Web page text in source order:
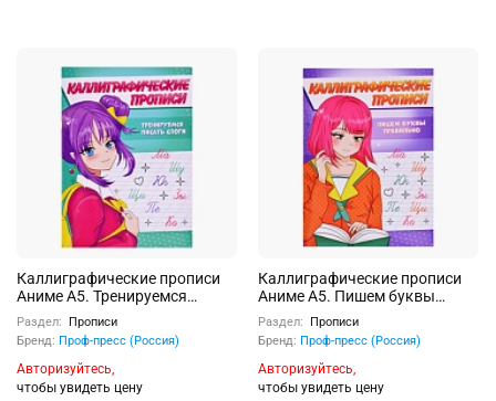
Каллиграфические прописи
Аниме А5. Тренируемся
писать слоги
Раздел:
Прописи
Бренд: Проф-пресс (Россия)
Авторизуйтесь,
чтобы увидеть цену
Каллиграфические прописи
Аниме А5. Пишем буквы
правильно
Раздел:
Прописи
Бренд: Проф-пресс (Россия)
Авторизуйтесь,
чтобы увидеть цену